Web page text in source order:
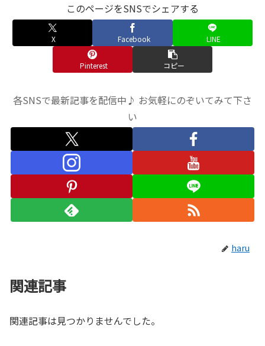
このページをSNSでシェアする
X Facebook LINE
Pinterest コピー
各SNSで最新記事を配信中♪ お気軽にのぞいてみて下さ
い
haru
関連記事
関連記事は見つかりませんでした。